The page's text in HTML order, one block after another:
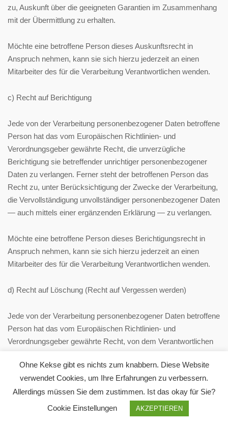
zu, Auskunft über die geeigneten Garantien im Zusammenhang
mit der Übermittlung zu erhalten.
Möchte eine betroffene Person dieses Auskunftsrecht in
Anspruch nehmen, kann sie sich hierzu jederzeit an einen
Mitarbeiter des für die Verarbeitung Verantwortlichen wenden.
c) Recht auf Berichtigung
Jede von der Verarbeitung personenbezogener Daten betroffene
Person hat das vom Europäischen Richtlinien- und
Verordnungsgeber gewährte Recht, die unverzügliche
Berichtigung sie betreffender unrichtiger personenbezogener
Daten zu verlangen. Ferner steht der betroffenen Person das
Recht zu, unter Berücksichtigung der Zwecke der Verarbeitung,
die Vervollständigung unvollständiger personenbezogener Daten
— auch mittels einer ergänzenden Erklärung — zu verlangen.
Möchte eine betroffene Person dieses Berichtigungsrecht in
Anspruch nehmen, kann sie sich hierzu jederzeit an einen
Mitarbeiter des für die Verarbeitung Verantwortlichen wenden.
d) Recht auf Löschung (Recht auf Vergessen werden)
Jede von der Verarbeitung personenbezogener Daten betroffene
Person hat das vom Europäischen Richtlinien- und
Verordnungsgeber gewährte Recht, von dem Verantwortlichen
Daten unverzüglich gelöscht werden, sofern einer der folgenden
Gründe zutrifft und soweit die Verarbeitung nicht erforderlich ist:
Die personenbezogenen Daten wurden für solche Zwecke
erhoben oder auf sonstige Weise verarbeitet, für welche sie
Ohne Kekse gibt es nichts zum knabbern. Diese Website
verwendet Cookies, um Ihre Erfahrungen zu verbessern.
Allerdings müssen Sie dem zustimmen. Ist das okay für Sie?
Cookie Einstellungen
AKZEPTIEREN